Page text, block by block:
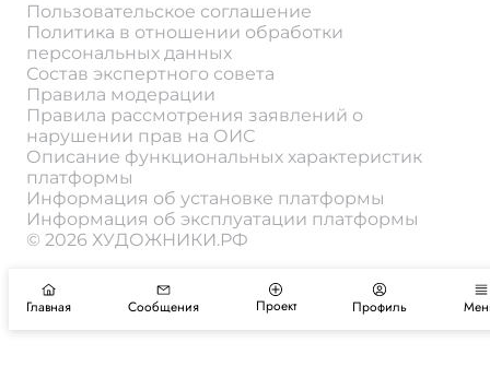
Пользовательское соглашение
Политика в отношении обработки
персональных данных
Состав экспертного совета
Правила модерации
Правила рассмотрения заявлений о
нарушении прав на ОИС
Описание функциональных характеристик
платформы
Информация об установке платформы
Информация об эксплуатации платформы
© 2026 ХУДОЖНИКИ.РФ
Главная Сообщения Проект Профиль